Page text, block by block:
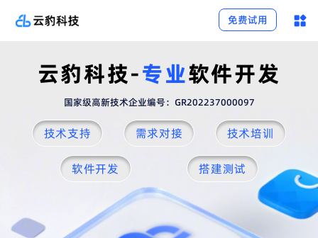
免费试用
云豹科技-专业软件开发
国家级高新技术企业编号：GR202237000097
技术支持 需求对接 技术培训
软件开发 搭建测试